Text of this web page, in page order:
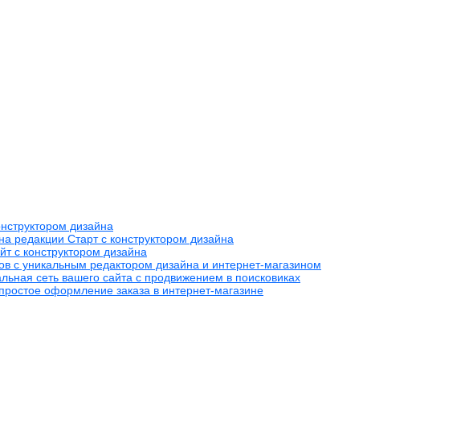
дизайна
редакции Старт с конструктором дизайна
с конструктором дизайна
с уникальным редактором дизайна и интернет-магазином
сеть вашего сайта с продвижением в поисковиках
оформление заказа в интернет-магазине